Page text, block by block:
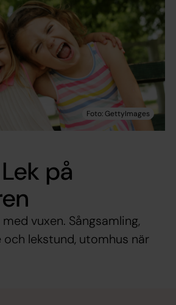
på
vuxen. Sångsamling,
och lekstund, utomhus när